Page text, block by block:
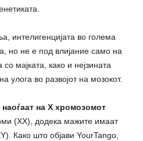
интелигенцијата во голема
но не е под влијание само на
мајката, како и нејзината
улога во развојот на мозокот.
наоѓаат на X хромозомот
(XX), додека мажите имаат
Како што објави YourTango,